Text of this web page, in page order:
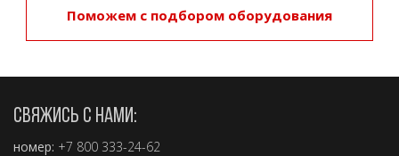
Поможем с подбором оборудования
СВЯЖИСЬ С НАМИ:
номер: +7 800 333-24-62